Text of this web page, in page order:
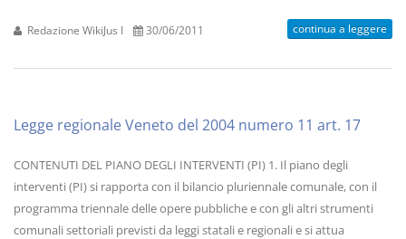
Redazione WikiJus I 30/06/2011 continua a leggere
Legge regionale Veneto del 2004 numero 11 art. 17
CONTENUTI DEL PIANO DEGLI INTERVENTI (PI) 1. Il piano degli
interventi (PI) si rapporta con il bilancio pluriennale comunale, con il
programma triennale delle opere pubbliche e con gli altri strumenti
comunali settoriali previsti da leggi statali e regionali e si attua